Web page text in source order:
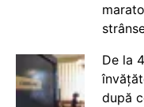
De la
după